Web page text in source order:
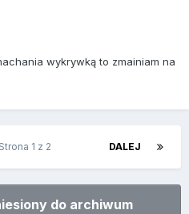
wykrywką to zmainiam na
DALEJ
Strona 1 z 2
do archiwum